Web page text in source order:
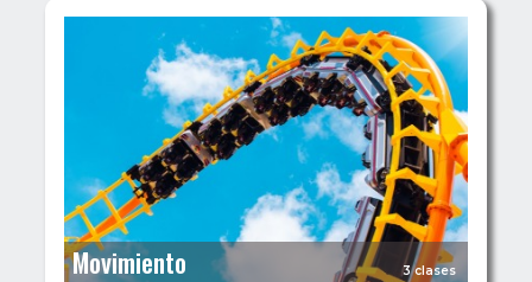
Movimiento 3 clases